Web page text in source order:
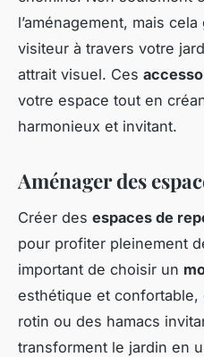
l’aménagement, mais
visiteur à travers votre
attrait visuel. Ces
votre espace tout en
harmonieux et invitant.
Aménager des
Créer des espaces de
pour profiter pleinement
important de choisir un
esthétique et
rotin ou des hamacs
transforment le jardin en